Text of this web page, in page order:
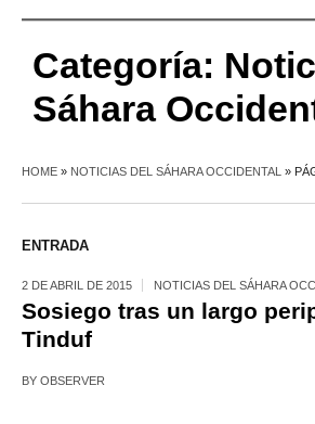
Categoría:
Sáhara
HOME » NOTICIAS DEL SÁHARA OCCIDENTAL »
ENTRADA
2 DE ABRIL DE 2015 NOTICIAS DEL SÁHARA
Sosiego tras un largo
Tinduf
BY OBSERVER